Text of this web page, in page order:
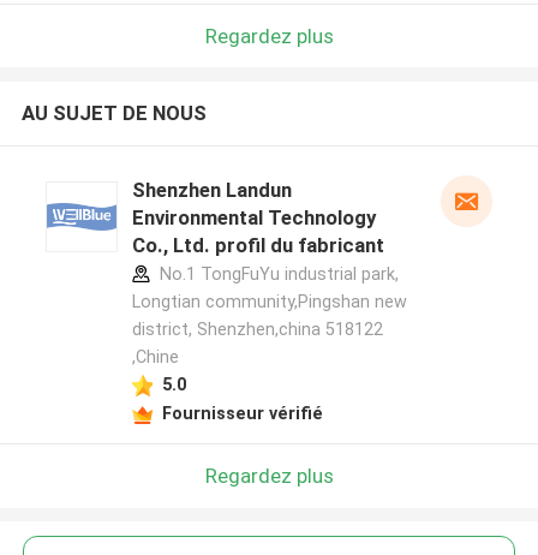
Regardez plus
AU SUJET DE NOUS
Shenzhen Landun
Environmental Technology
Co., Ltd. profil du fabricant
No.1 TongFuYu industrial park,
Longtian community,Pingshan new
district, Shenzhen,china 518122
,Chine
5.0
Fournisseur vérifié
Regardez plus